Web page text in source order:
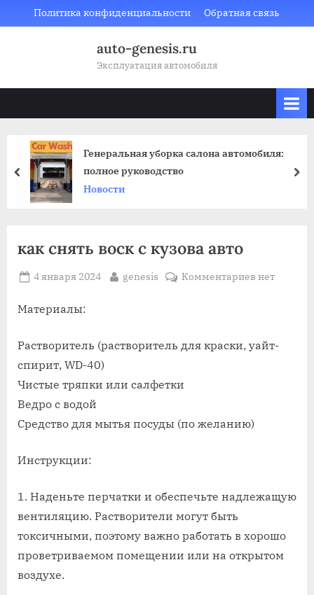
to
Политика конфиденциальности Обратная связь
auto-genesis.ru
Эксплуатация автомобиля
Генеральная уборка салона автомобиля:
полное руководство
Новости
prev
как снять воск с кузова авто
Posted
4 января 2024 By
genesis Комментариевк
воск
нет
Материалы:
Растворитель (растворитель для краски, уайт-
спирит, WD-40)
Чистые тряпки или салфетки
Ведро с водой
Средство для мытья посуды (по желанию)
Инструкции:
1. Наденьте перчатки и обеспечьте надлежащую
вентиляцию. Растворители могут быть
токсичными, поэтому важно работать в хорошо
проветриваемом помещении или на открытом
воздухе.